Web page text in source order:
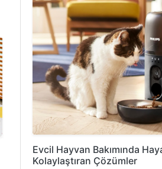
Evcil Hayvan Bakımında
Kolaylaştıran Çözümler